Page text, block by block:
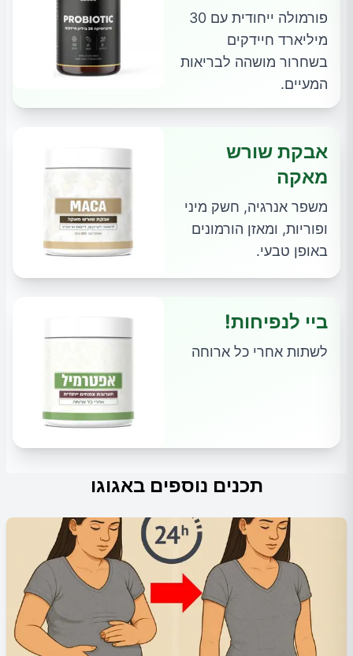
פורמולה ייחודית עם 30
מיליארד חיידקים
בשחרור מושהה לבריאות
המעיים.
אבקת שורש
מאקה
משפר אנרגיה, חשק מיני
ופוריות, ומאזן הורמונים
באופן טבעי.
ביי לנפיחות!
לשתות אחרי כל ארוחה
תכנים נוספים באגוגו